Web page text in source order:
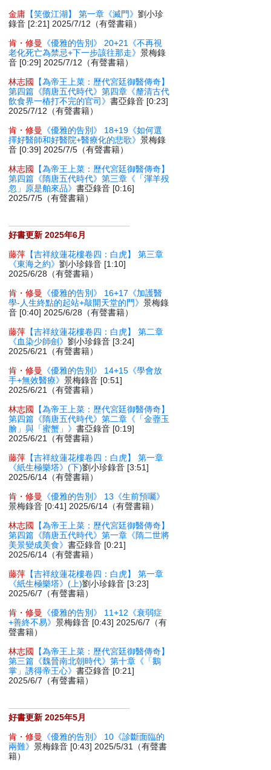
金庸 【笑傲江湖】 第一章《滅門》劉小珍
錄音 [2:21] 2025/7/12（有聲書籍）
肯・修曼
《優雅的告別》 20+21《不再視
老化死亡為禁忌+下一步該往那走》景梅錄
音 [0:29] 2025/7/12（有聲書籍）
林志國
【為帝王上菜：歷代宮廷御醫傳奇】
第四篇《隋唐五代時代》第四章《釐清古代
飲食界一樁打不完的官司》書亞錄音 [0:23]
2025/7/12（有聲書籍）
肯・修曼
《優雅的告別》 18+19《如何選
擇好醫師和好醫院+醫療化的悲歌》景梅錄
音 [0:39] 2025/7/5（有聲書籍）
林志國
【為帝王上菜：歷代宮廷御醫傳奇】
第四篇《隋唐五代時代》第三章《「渾羊殁
忽」原是舶來品》書亞錄音 [0:16]
2025/7/5（有聲書籍）
好書更新 2025年6月
藤萍 【吉祥紋蓮花樓卷四：白虎】 第三章
《東海之約》劉小珍錄音 [1:10]
2025/6/28（有聲書籍）
肯・修曼
《優雅的告別》 16+17《加護醫
學-人生終點的起站+敲開天堂的門》景梅錄
音 [0:40] 2025/6/28（有聲書籍）
藤萍 【吉祥紋蓮花樓卷四：白虎】 第二章
《血染少師劍》劉小珍錄音 [3:24]
2025/6/21（有聲書籍）
肯・修曼
《優雅的告別》 14+15《學會放
手+無效醫療》景梅錄音 [0:51]
2025/6/21（有聲書籍）
林志國
【為帝王上菜：歷代宮廷御醫傳奇】
第四篇《隋唐五代時代》第二章《「金虀玉
膾」與「蜜蟹」》書亞錄音 [0:19]
2025/6/21（有聲書籍）
藤萍 【吉祥紋蓮花樓卷四：白虎】 第一章
《紙生極樂塔》(下)劉小珍錄音 [3:51]
2025/6/14（有聲書籍）
肯・修曼
《優雅的告別》 13《生前預囑》
景梅錄音 [0:41] 2025/6/14（有聲書籍）
林志國
【為帝王上菜：歷代宮廷御醫傳奇】
第四篇《隋唐五代時代》第一章《隋二世將
美景變成美食》書亞錄音 [0:21]
2025/6/14（有聲書籍）
藤萍 【吉祥紋蓮花樓卷四：白虎】 第一章
《紙生極樂塔》(上)劉小珍錄音 [3:23]
2025/6/7（有聲書籍）
肯・修曼
《優雅的告別》 11+12《衰弱症
+善終不易》景梅錄音 [0:43] 2025/6/7（有
聲書籍）
林志國
【為帝王上菜：歷代宮廷御醫傳奇】
第三篇《魏晉南北朝時代》第十章《「鵝
掌」誘得帝王心》書亞錄音 [0:21]
2025/6/7（有聲書籍）
好書更新 2025年5月
肯・修曼
《優雅的告別》 10《診斷面臨的
兩難》景梅錄音 [0:43] 2025/5/31（有聲書
籍）